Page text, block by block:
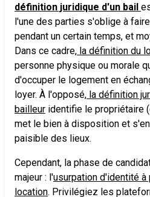
définition juridique d'un bail
l'une des parties s'oblige à
pendant un certain temps, et
Dans ce cadre, la définition du
personne physique ou morale
d'occuper le logement en
loyer. À l'opposé, la définition
bailleur identifie le propriétaire
met le bien à disposition et
paisible des lieux.
Cependant, la phase de
majeur : l'usurpation d'identité
location. Privilégiez les